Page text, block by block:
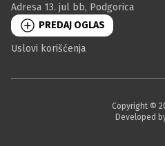
Adresa 13. jul bb, Podgorica
PREDAJ OGLAS
Uslovi korišćenja
Copyright ©
Developed